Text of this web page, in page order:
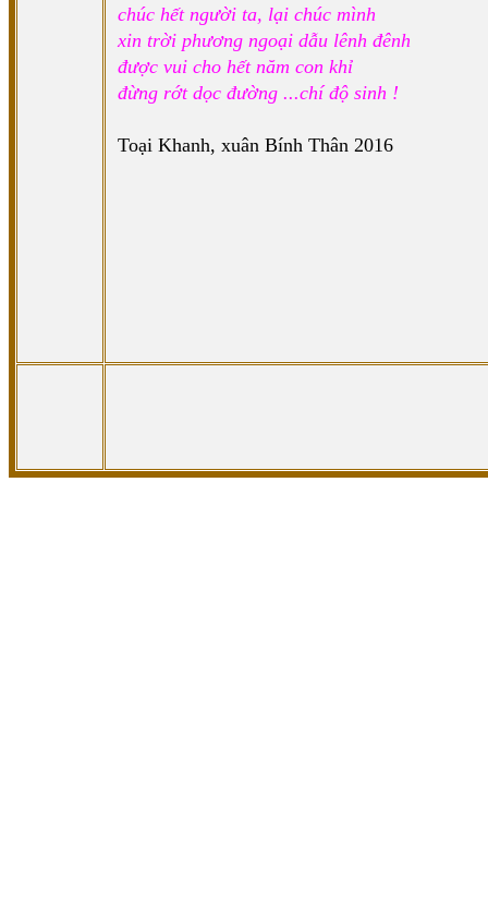
chúc hết người ta, lại chúc mình
xin trời phương ngoại dẫu lênh đênh
được vui cho hết năm con khỉ
đừng rớt dọc đường ...chí độ sinh !
Toại Khanh, xuân Bính Thân 2016